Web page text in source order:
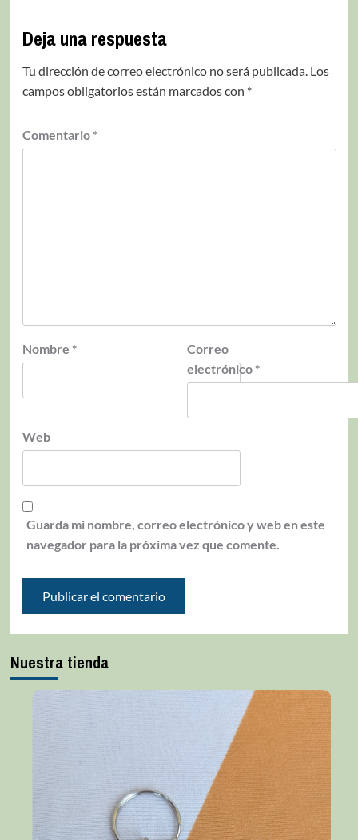
Deja una respuesta
Tu dirección de correo electrónico no será publicada. Los
campos obligatorios están marcados con *
Comentario *
Nombre *
Correo
electrónico *
Web
Guarda mi nombre, correo electrónico y web en este
navegador para la próxima vez que comente.
Nuestra tienda